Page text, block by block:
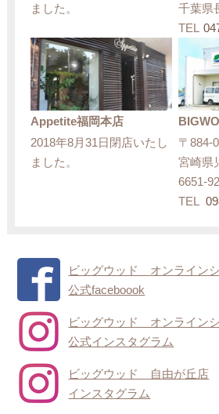
ました。
千葉県
TEL
Appetite福岡本店
2018年8月31日閉店いたし
ました。
〒884-
宮崎県
6651-92
TEL
ビッグウッド オンライン
公式faceboook
ビッグウッド オンライン
公式インスタグラム
ビッグウッド 自由が丘店
インスタグラム